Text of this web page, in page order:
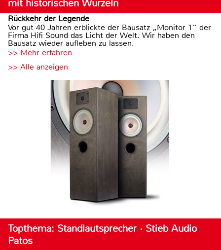
mit historischen Wurzeln
Rückkehr der Legende
Vor gut 40 Jahren erblickte der Bausatz „Monitor 1“ der
Firma Hifi Sound das Licht der Welt. Wir haben den
Bausatz wieder aufleben zu lassen.
>> Mehr erfahren
>> Alle anzeigen
Topthema: Standlautsprecher · Stieb Audio
Patos